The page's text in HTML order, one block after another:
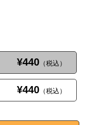
¥440 （税込）
¥440 （税込）